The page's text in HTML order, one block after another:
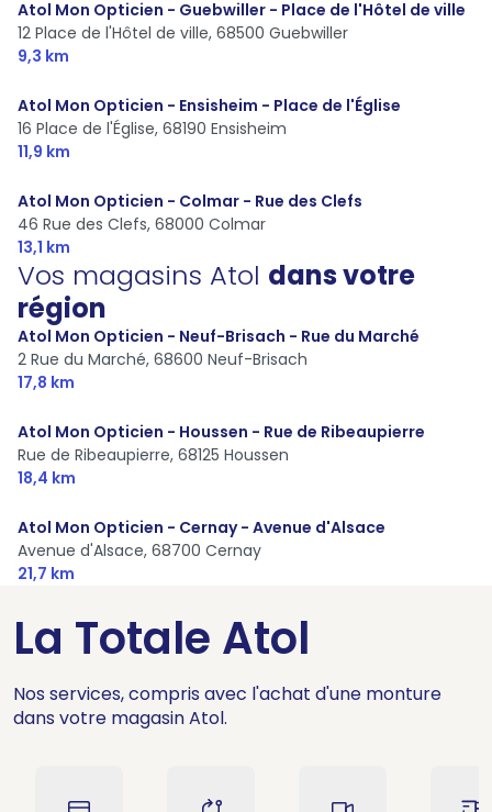
Atol Mon Opticien - Guebwiller - Place de l'Hôtel de ville
12 Place de l'Hôtel de ville, 68500 Guebwiller
9,3 km
Atol Mon Opticien - Ensisheim - Place de l'Église
16 Place de l'Église, 68190 Ensisheim
11,9 km
Atol Mon Opticien - Colmar - Rue des Clefs
46 Rue des Clefs, 68000 Colmar
13,1 km
Vos magasins Atol dans votre
région
Atol Mon Opticien - Neuf-Brisach - Rue du Marché
2 Rue du Marché, 68600 Neuf-Brisach
17,8 km
Atol Mon Opticien - Houssen - Rue de Ribeaupierre
Rue de Ribeaupierre, 68125 Houssen
18,4 km
Atol Mon Opticien - Cernay - Avenue d'Alsace
Avenue d'Alsace, 68700 Cernay
21,7 km
La Totale Atol
Nos services, compris avec l'achat d'une monture
dans votre magasin Atol.